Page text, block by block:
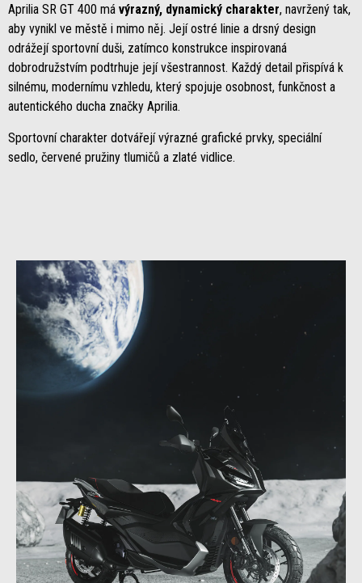
Aprilia SR GT 400 má výrazný, dynamický charakter, navržený tak,
aby vynikl ve městě i mimo něj. Její ostré linie a drsný design
odrážejí sportovní duši, zatímco konstrukce inspirovaná
dobrodružstvím podtrhuje její všestrannost. Každý detail přispívá k
silnému, modernímu vzhledu, který spojuje osobnost, funkčnost a
autentického ducha značky Aprilia.
Sportovní charakter dotvářejí výrazné grafické prvky, speciální
sedlo, červené pružiny tlumičů a zlaté vidlice.